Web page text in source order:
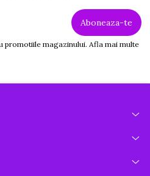
promotiile magazinului. Afla mai multe